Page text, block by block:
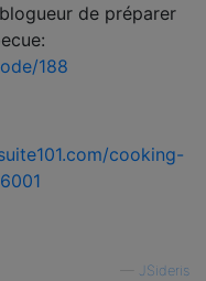
de préparer
188
cooking-
JSideris